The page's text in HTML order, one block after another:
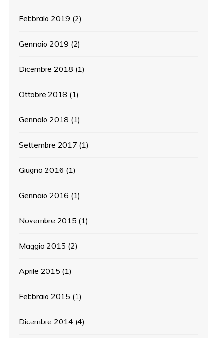
Febbraio 2019 (2)
Gennaio 2019 (2)
Dicembre 2018 (1)
Ottobre 2018 (1)
Gennaio 2018 (1)
Settembre 2017 (1)
Giugno 2016 (1)
Gennaio 2016 (1)
Novembre 2015 (1)
Maggio 2015 (2)
Aprile 2015 (1)
Febbraio 2015 (1)
Dicembre 2014 (4)